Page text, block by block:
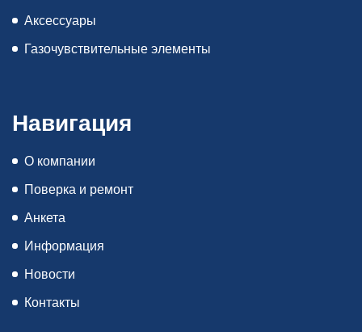
Аксессуары
Газочувствительные элементы
Навигация
О компании
Поверка и ремонт
Анкета
Информация
Новости
Контакты